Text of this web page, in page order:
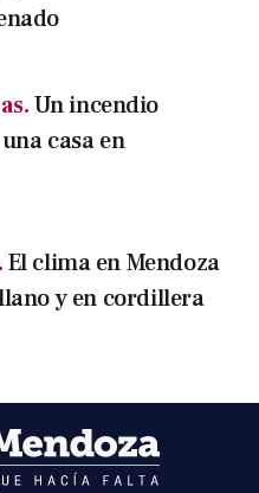
Un incendio
casa en
El clima en Mendoza
y en cordillera